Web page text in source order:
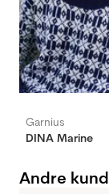
Garnius
DINA Marine
Andre